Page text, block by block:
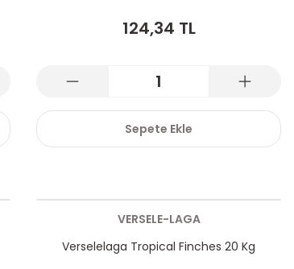
124,34 TL
Sepete Ekle
VERSELE-LAGA
Verselelaga Tropical Finches 20 Kg